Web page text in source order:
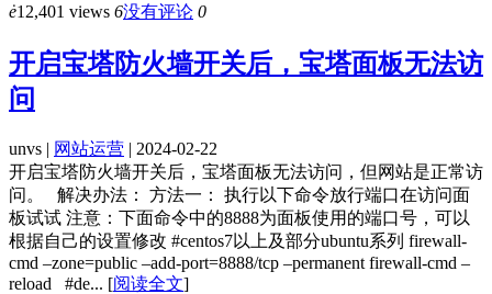
ė12,401 views 6没有评论 0
开启宝塔防火墙开关后，宝塔面板无法访
问
unvs | 网站运营 | 2024-02-22
开启宝塔防火墙开关后，宝塔面板无法访问，但网站是正常访
问。 解决办法： 方法一： 执行以下命令放行端口在访问面
板试试 注意：下面命令中的8888为面板使用的端口号，可以
根据自己的设置修改 #centos7以上及部分ubuntu系列 firewall-
cmd –zone=public –add-port=8888/tcp –permanent firewall-cmd –
reload #de... [阅读全文]